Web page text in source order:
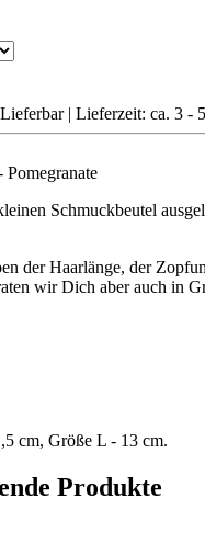
Lieferbar | Lieferzeit: ca. 3 -
Schmuckbeutel
der Haarlänge, der
wir Dich aber auch in
cm, Größe L - 13 cm.
Produkte